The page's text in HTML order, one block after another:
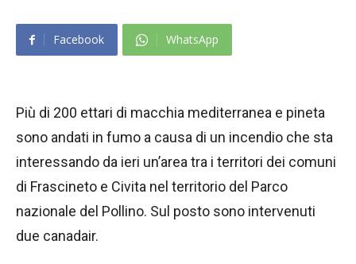
Facebook WhatsApp
Più di 200 ettari di macchia mediterranea e pineta
sono andati in fumo a causa di un incendio che sta
interessando da ieri un’area tra i territori dei comuni
di Frascineto e Civita nel territorio del Parco
nazionale del Pollino. Sul posto sono intervenuti
due canadair.